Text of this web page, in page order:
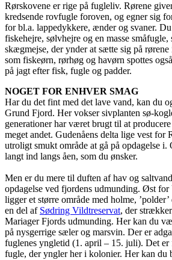
Rørskovene er rige på fugleliv. Rørene
kredsende rovfugle foroven, og egner sig
for bl.a. lappedykkere, ænder og svaner.
fiskehejre, sølvhejre og en masse
skægmejse, der ynder at sætte sig på
som fiskeørn, rørhøg og havørn spottes
på jagt efter fisk, fugle og padder.
NOGET FOR ENHVER SMAG
Har du det fint med det lave vand, kan du
Grund Fjord. Her vokser sivplanten sø-
generationer har været brugt til at
meget andet. Gudenåens delta lige vest for
utroligt smukt område at gå på opdagelse i.
langt ind langs åen, som du ønsker.
Men er du mere til duften af hav og
opdagelse ved fjordens udmunding. Øst
ligger et større område med holme,
en del af Sødring Vildtreservat, der
Mariager Fjords udmunding. Her kan du
på nysgerrige sæler og marsvin. Der er
fuglenes yngletid (1. april – 15. juli). Det er
fugle, der yngler her i kolonier. Her kan du